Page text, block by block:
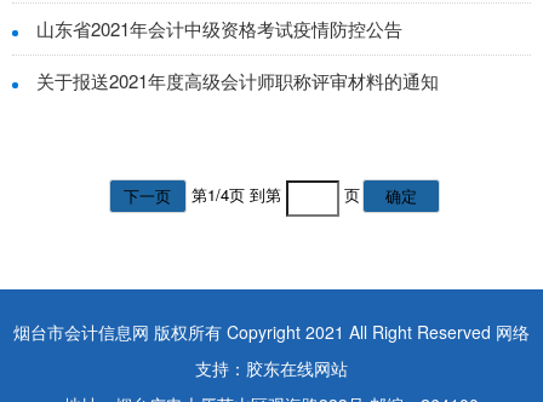
山东省2021年会计中级资格考试疫情防控公告
关于报送2021年度高级会计师职称评审材料的通知
下一页 第1/4页 到第 页 确定
烟台市会计信息网 版权所有 Copyright 2021 All Right Reserved 网络
支持：胶东在线网站